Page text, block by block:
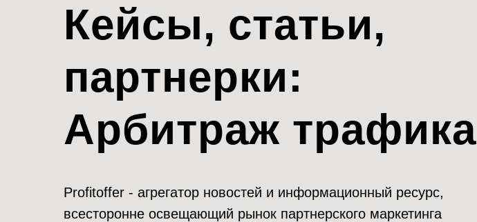
Кейсы, статьи,
партнерки:
Арбитраж трафика
Profitoffer - агрегатор новостей и информационный ресурс,
всесторонне освещающий рынок партнерского маркетинга